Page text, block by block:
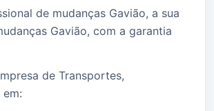
de mudanças Gavião, a sua
Gavião, com a garantia
de Transportes,